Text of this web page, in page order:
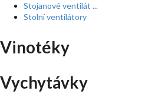
Stojanové ventilát ...
Stolní ventilátory
Vinotéky
Vychytávky